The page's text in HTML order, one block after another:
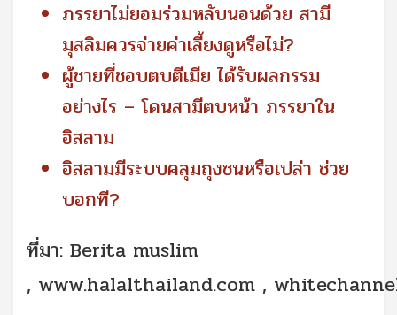
ภรรยาไม่ยอมร่วมหลับนอนด้วย สามี
มุสลิมควรจ่ายค่าเลี้ยงดูหรือไม่?
ผู้ชายที่ชอบตบตีเมีย ได้รับผลกรรม
อย่างไร – โดนสามีตบหน้า ภรรยาใน
อิสลาม
อิสลามมีระบบคลุมถุงชนหรือเปล่า ช่วย
บอกที?
ที่มา: Berita muslim
, www.halalthailand.com ,